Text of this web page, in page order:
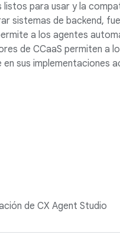
para usar y la
sistemas de backend,
a los agentes
de CCaaS permiten a
sus implementaciones
de CX Agent Studio